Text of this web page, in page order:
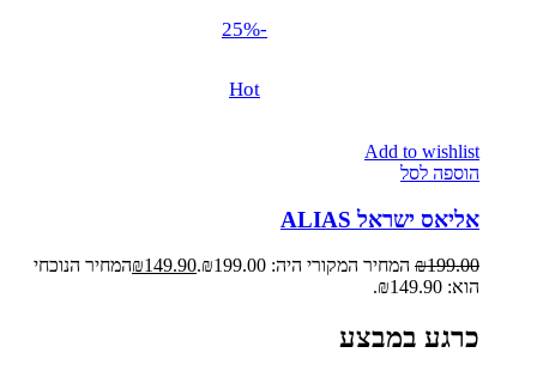
-25%
Hot
Add to wishlist
הוספה לסל
אליאס ישראל ALIAS
₪199.00 המחיר המקורי היה: ₪199.00. ₪149.90
המחיר הנוכחי
הוא: ₪149.90.
כרגע במבצע